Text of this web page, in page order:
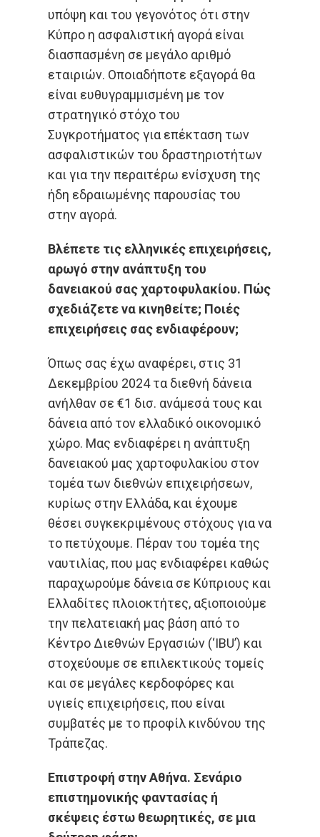
υπόψη και του γεγονότος ότι στην
Κύπρο η ασφαλιστική αγορά είναι
διασπασμένη σε μεγάλο αριθμό
εταιριών. Οποιαδήποτε εξαγορά θα
είναι ευθυγραμμισμένη με τον
στρατηγικό στόχο του
Συγκροτήματος για επέκταση των
ασφαλιστικών του δραστηριοτήτων
και για την περαιτέρω ενίσχυση της
ήδη εδραιωμένης παρουσίας του
στην αγορά.
Βλέπετε τις ελληνικές επιχειρήσεις,
αρωγό στην ανάπτυξη του
δανειακού σας χαρτοφυλακίου. Πώς
σχεδιάζετε να κινηθείτε; Ποιές
επιχειρήσεις σας ενδιαφέρουν;
Όπως σας έχω αναφέρει, στις 31
Δεκεμβρίου 2024 τα διεθνή δάνεια
ανήλθαν σε €1 δισ. ανάμεσά τους και
δάνεια από τον ελλαδικό οικονομικό
χώρο. Μας ενδιαφέρει η ανάπτυξη
δανειακού μας χαρτοφυλακίου στον
τομέα των διεθνών επιχειρήσεων,
κυρίως στην Ελλάδα, και έχουμε
θέσει συγκεκριμένους στόχους για να
το πετύχουμε. Πέραν του τομέα της
ναυτιλίας, που μας ενδιαφέρει καθώς
παραχωρούμε δάνεια σε Κύπριους και
Ελλαδίτες πλοιοκτήτες, αξιοποιούμε
την πελατειακή μας βάση από το
Κέντρο Διεθνών Εργασιών (‘IBU’) και
στοχεύουμε σε επιλεκτικούς τομείς
και σε μεγάλες κερδοφόρες και
υγιείς επιχειρήσεις, που είναι
συμβατές με το προφίλ κινδύνου της
Τράπεζας.
Επιστροφή στην Αθήνα. Σενάριο
επιστημονικής φαντασίας ή
σκέψεις έστω θεωρητικές, σε μια